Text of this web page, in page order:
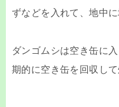
ずなどを入れて、地中に
ダンゴムシは空き缶に
期的に空き缶を回収して